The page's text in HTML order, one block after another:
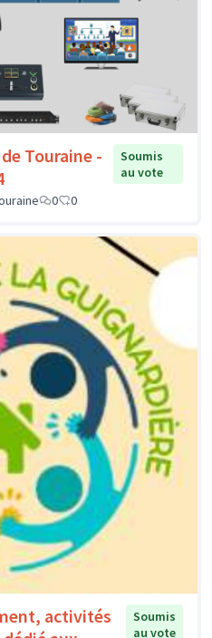
Touraine -
Soumis
au vote
0 0
activités
Soumis
au vote